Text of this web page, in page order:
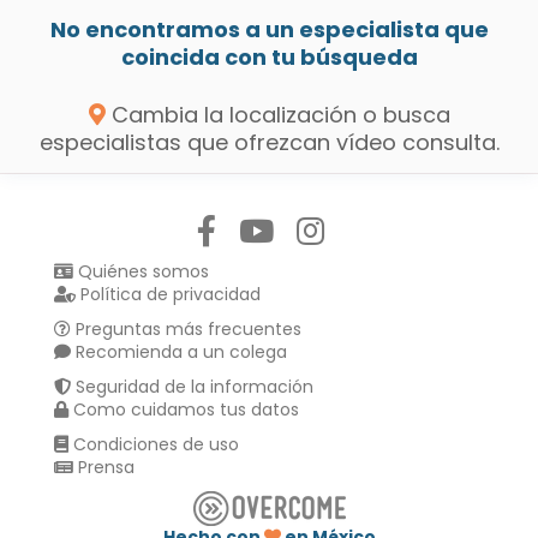
No encontramos a un especialista que
coincida con tu búsqueda
Cambia la localización o busca
especialistas que ofrezcan vídeo consulta.
Quiénes somos
Política de privacidad
Preguntas más frecuentes
Recomienda a un colega
Seguridad de la información
Como cuidamos tus datos
Condiciones de uso
Prensa